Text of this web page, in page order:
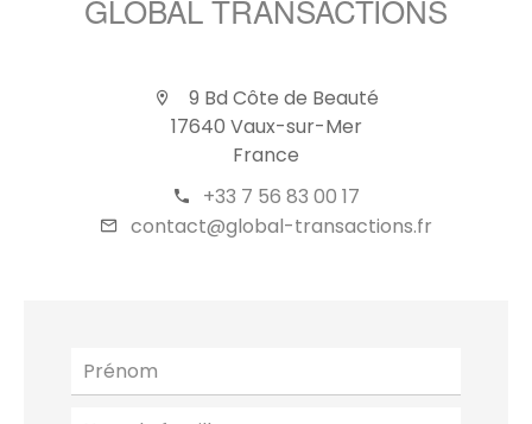
GLOBAL TRANSACTIONS
9 Bd Côte de Beauté
17640 Vaux-sur-Mer
France
+33 7 56 83 00 17
contact@global-transactions.fr